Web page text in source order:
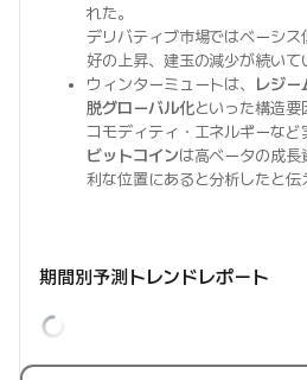
れた。
デリバティブ市場ではベーシス
好の上昇、建玉の減少が続いて
ウィンターミュートは、
レジー
脱グローバル化といった構造要
コモディティ・エネルギーなど
ビットコインは高ベータの成
利な位置にあると分析したと伝
期間別予測トレンドレポート